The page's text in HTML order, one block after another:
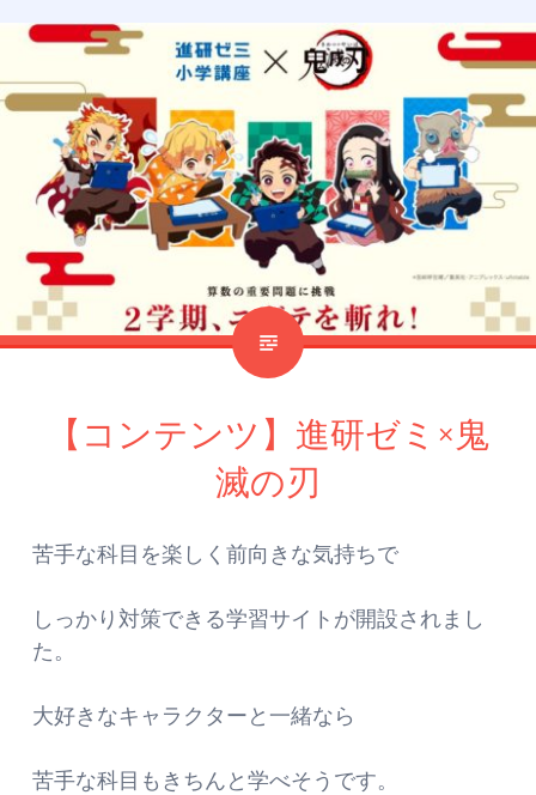
【コンテンツ】進研ゼミ×鬼
滅の刃
苦手な科目を楽しく前向きな気持ちで
しっかり対策できる学習サイトが開設されまし
た。
大好きなキャラクターと一緒なら
苦手な科目もきちんと学べそうです。